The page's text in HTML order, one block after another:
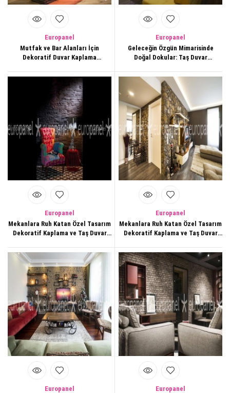
Europanel
Mutfak ve Bar Alanları İçin
Dekoratif Duvar Kaplama
Europanel
Geleceğin Özgün Mimarisinde
Doğal Dokular: Taş Duvar
Europanel
Mekanlara Ruh Katan Özel Tasarım
Dekoratif Kaplama ve Taş Duvar
Europanel
Mekanlara Ruh Katan Özel Tasarım
Dekoratif Kaplama ve Taş Duvar
Europanel
Europanel